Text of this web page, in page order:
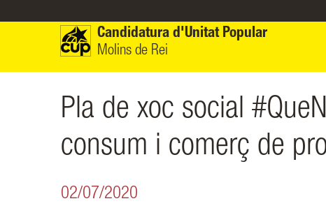
Candidatura d'Unitat Popular
Molins de Rei
Pla de xoc social
consum i comerç de
02/07/2020